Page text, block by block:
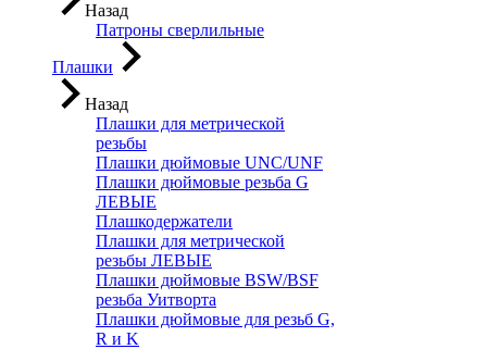
Назад
Патроны сверлильные
Плашки
Назад
Плашки для метрической
резьбы
Плашки дюймовые UNC/UNF
Плашки дюймовые резьба G
ЛЕВЫЕ
Плашкодержатели
Плашки для метрической
резьбы ЛЕВЫЕ
Плашки дюймовые BSW/BSF
резьба Уитворта
Плашки дюймовые для резьб G,
R и K